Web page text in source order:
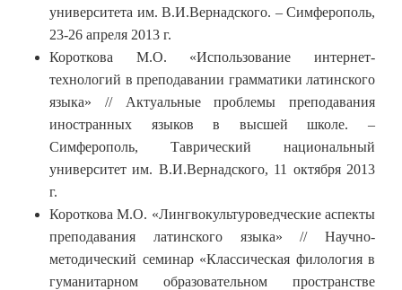
университета им. В.И.Вернадского. – Симферополь,
23-26 апреля 2013 г.
Короткова М.О. «Использование интернет-
технологий в преподавании грамматики латинского
языка» // Актуальные проблемы преподавания
иностранных языков в высшей школе. –
Симферополь, Таврический национальный
университет им. В.И.Вернадского, 11 октября 2013
г.
Короткова М.О. «Лингвокультуроведческие аспекты
преподавания латинского языка» // Научно-
методический семинар «Классическая филология в
гуманитарном образовательном пространстве